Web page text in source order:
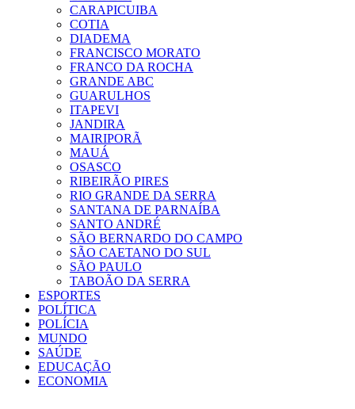
CARAPICUIBA
COTIA
DIADEMA
FRANCISCO MORATO
FRANCO DA ROCHA
GRANDE ABC
GUARULHOS
ITAPEVI
JANDIRA
MAIRIPORÃ
MAUÁ
OSASCO
RIBEIRÃO PIRES
RIO GRANDE DA SERRA
SANTANA DE PARNAÍBA
SANTO ANDRÉ
SÃO BERNARDO DO CAMPO
SÃO CAETANO DO SUL
SÃO PAULO
TABOÃO DA SERRA
ESPORTES
POLÍTICA
POLÍCIA
MUNDO
SAÚDE
EDUCAÇÃO
ECONOMIA